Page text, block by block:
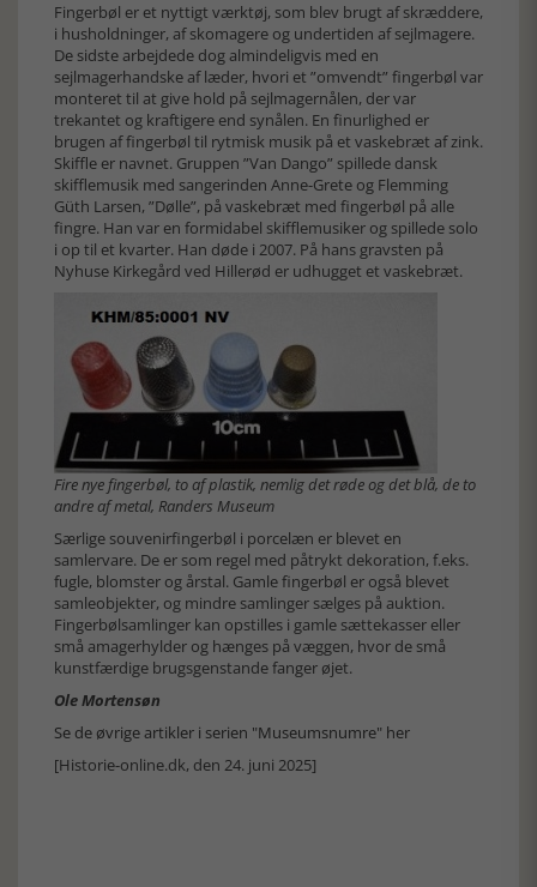
Fingerbøl er et nyttigt værktøj, som blev brugt af skræddere,
i husholdninger, af skomagere og undertiden af sejlmagere.
De sidste arbejdede dog almindeligvis med en
sejlmagerhandske af læder, hvori et ”omvendt” fingerbøl var
monteret til at give hold på sejlmagernålen, der var
trekantet og kraftigere end synålen. En finurlighed er
brugen af fingerbøl til rytmisk musik på et vaskebræt af zink.
Skiffle er navnet. Gruppen ”Van Dango” spillede dansk
skifflemusik med sangerinden Anne-Grete og Flemming
Güth Larsen, ”Dølle”, på vaskebræt med fingerbøl på alle
fingre. Han var en formidabel skifflemusiker og spillede solo
i op til et kvarter. Han døde i 2007. På hans gravsten på
Nyhuse Kirkegård ved Hillerød er udhugget et vaskebræt.
Fire nye fingerbøl, to af plastik, nemlig det røde og det blå, de to
andre af metal, Randers Museum
Særlige souvenirfingerbøl i porcelæn er blevet en
samlervare. De er som regel med påtrykt dekoration, f.eks.
fugle, blomster og årstal. Gamle fingerbøl er også blevet
samleobjekter, og mindre samlinger sælges på auktion.
Fingerbølsamlinger kan opstilles i gamle sættekasser eller
små amagerhylder og hænges på væggen, hvor de små
kunstfærdige brugsgenstande fanger øjet.
Ole Mortensøn
Se de øvrige artikler i serien "Museumsnumre" her
[Historie-online.dk, den 24. juni 2025]